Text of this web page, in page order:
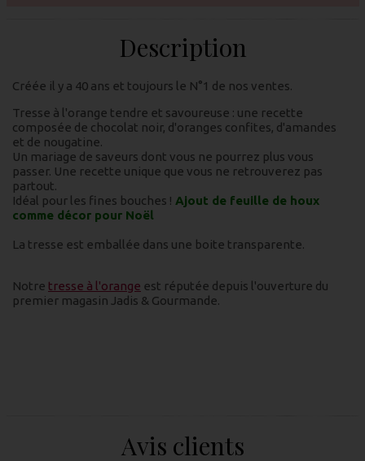
Description
Créée il y a 40 ans et toujours le N°1 de nos ventes.
Tresse à l'orange tendre et savoureuse : une recette
composée de chocolat noir, d'oranges confites, d'amandes
et de nougatine.
Un mariage de saveurs dont vous ne pourrez plus vous
passer. Une recette unique que vous ne retrouverez pas
partout.
Idéal pour les fines bouches ! Ajout de feuille de houx
comme décor pour Noël
La tresse est emballée dans une boite transparente.
Notre tresse à l'orange est réputée depuis l'ouverture du
premier magasin Jadis & Gourmande.
Avis clients